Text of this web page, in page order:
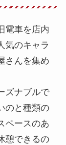
電車を店内
気のキャラ
さんを集め
ズナブルで
のと種類の
ペースのあ
憩できるの